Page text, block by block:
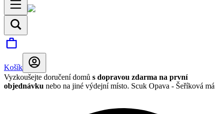
Košík
Vyzkoušejte doručení domů s dopravou zdarma na první
objednávku nebo na jiné výdejní místo. Scuk Opava - Šeříková má